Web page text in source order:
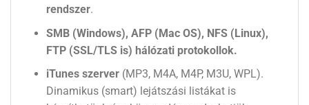
rendszer.
SMB (Windows), AFP (Mac OS), NFS (Linux),
FTP (SSL/TLS is) hálózati protokollok.
iTunes szerver (MP3, M4A, M4P, M3U, WPL).
Dinamikus (smart) lejátszási listákat is